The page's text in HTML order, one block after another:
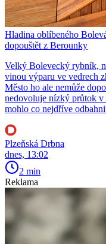
Hladina oblíbeného
dopouštět z Berounky
Velký Bolevecký rybník,
vinou výparu ve vedrech
Město ho ale nemůže
nedovoluje nízký průtok v
mohlo co nejdříve
Plzeňská Drbna
dnes, 13:02
2 min
Reklama